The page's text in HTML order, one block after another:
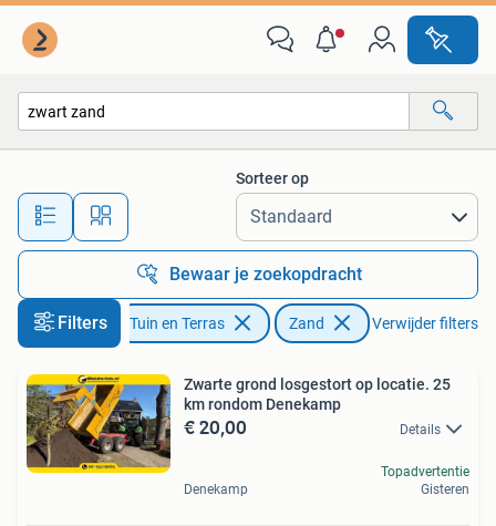
Alle afstanden…
Sorteer op
Bewaar je zoekopdracht
Filters Tuin en Terras Zand Verwijder filters
Zwarte grond losgestort op locatie. 25
km rondom Denekamp
€ 20,00 Details
Denekamp
Topadvertentie
Gisteren